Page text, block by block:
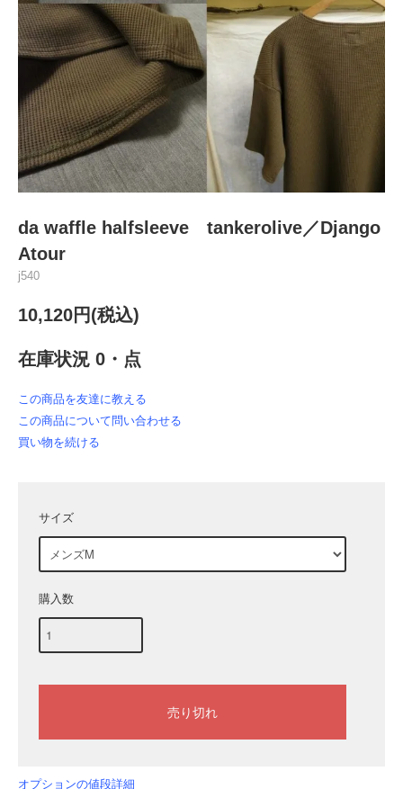
da waffle halfsleeve tankerolive／Django
Atour
j540
10,120円(税込)
在庫状況 0・点
この商品を友達に教える
この商品について問い合わせる
買い物を続ける
サイズ
購入数
オプションの値段詳細